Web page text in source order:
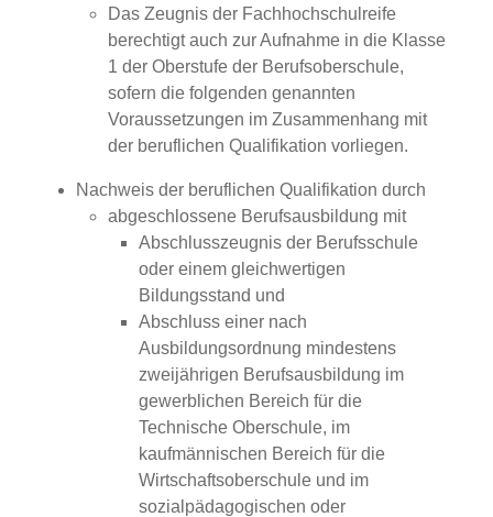
Das Zeugnis der Fachhochschulreife
berechtigt auch zur Aufnahme in die Klasse
1 der Oberstufe der Berufsoberschule,
sofern die folgenden genannten
Voraussetzungen im Zusammenhang mit
der beruflichen Qualifikation vorliegen.
Nachweis der beruflichen Qualifikation durch
abgeschlossene Berufsausbildung mit
Abschlusszeugnis der Berufsschule
oder einem gleichwertigen
Bildungsstand und
Abschluss einer nach
Ausbildungsordnung mindestens
zweijährigen Berufsausbildung im
gewerblichen Bereich für die
Technische Oberschule, im
kaufmännischen Bereich für die
Wirtschaftsoberschule und im
sozialpädagogischen oder